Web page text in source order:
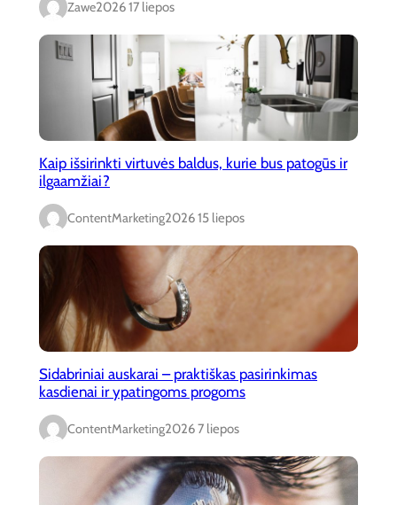
Zawe2026 17 liepos
Kaip išsirinkti virtuvės baldus, kurie bus patogūs ir
ilgaamžiai?
ContentMarketing2026 15 liepos
Sidabriniai auskarai – praktiškas pasirinkimas
kasdienai ir ypatingoms progoms
ContentMarketing2026 7 liepos